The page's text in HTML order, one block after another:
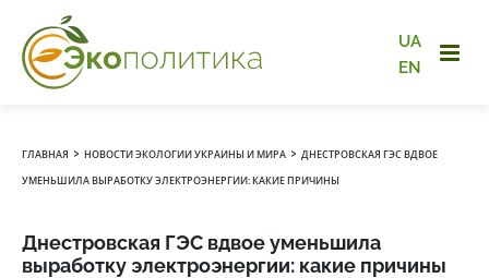
UA
EN
ГЛАВНАЯ › НОВОСТИ ЭКОЛОГИИ УКРАИНЫ И МИРА › ДНЕСТРОВСКАЯ ГЭС ВДВОЕ
УМЕНЬШИЛА ВЫРАБОТКУ ЭЛЕКТРОЭНЕРГИИ: КАКИЕ ПРИЧИНЫ
Днестровская ГЭС вдвое уменьшила
выработку электроэнергии: какие причины